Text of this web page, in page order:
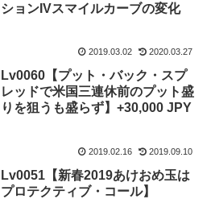
ションIVスマイルカーブの変化
2019.03.02 2020.03.27
Lv0060【プット・バック・スプ
レッドで米国三連休前のプット盛
りを狙うも盛らず】+30,000 JPY
2019.02.16 2019.09.10
Lv0051【新春2019あけおめ玉は
プロテクティブ・コール】